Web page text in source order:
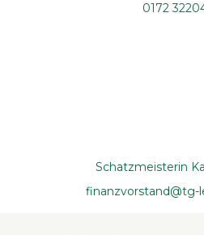
0172
Schatzmeisterin
finanzvorstand@tg-